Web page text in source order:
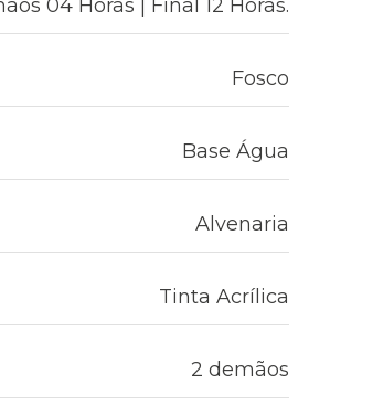
04 Horas | Final 12 Horas.
Fosco
Base Água
Alvenaria
Tinta Acrílica
2 demãos